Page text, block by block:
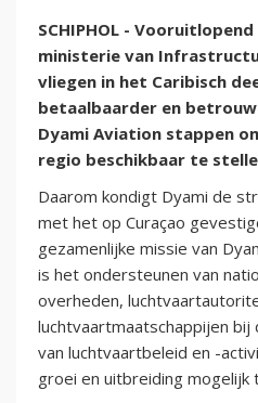
SCHIPHOL -
ministerie van
vliegen in het Caribisch
betaalbaarder en
Dyami Aviation stappen
regio beschikbaar te
Daarom kondigt Dyami de
met het op Curaçao
gezamenlijke missie van
is het ondersteunen van
overheden,
luchtvaartmaatschappijen
van luchtvaartbeleid en -
groei en uitbreiding mogelijk